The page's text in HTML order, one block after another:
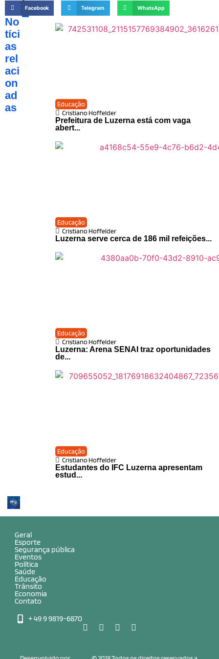
Facebook Telegram WhatsApp
No
tíci
as
rel
aci
on
ad
as
Educação
Cristiano Hoffelder
Prefeitura de Luzerna está com vaga
abert...
Educação
Cristiano Hoffelder
Luzerna serve cerca de 186 mil refeições...
Educação
Cristiano Hoffelder
Luzerna: Arena SENAI traz oportunidades
de...
Educação
Cristiano Hoffelder
Estudantes do IFC Luzerna apresentam
estud...
Geral
Esporte
Segurança pública
Eventos
Política
Saúde
Educação
Trânsito
Economia
Contato
+ 49 9 9819-6870